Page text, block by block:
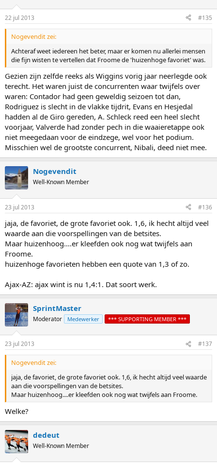
22 jul 2013 #135
Nogevendit zei:
Achteraf weet iedereen het beter, maar er komen nu allerlei mensen
die fijn wisten te vertellen dat Froome de 'huizenhoge favoriet' was.
Gezien zijn zelfde reeks als Wiggins vorig jaar neerlegde ook
terecht. Het waren juist de concurrenten waar twijfels over
waren: Contador had geen geweldig seizoen tot dan,
Rodriguez is slecht in de vlakke tijdrit, Evans en Hesjedal
hadden al de Giro gereden, A. Schleck reed een heel slecht
voorjaar, Valverde had zonder pech in die waaieretappe ook
niet meegedaan voor de eindzege, wel voor het podium.
Misschien wel de grootste concurrent, Nibali, deed niet mee.
Nogevendit
Well-Known Member
23 jul 2013 #136
jaja, de favoriet, de grote favoriet ook. 1,6, ik hecht altijd veel
waarde aan die voorspellingen van de betsites.
Maar huizenhoog....er kleefden ook nog wat twijfels aan
Froome.
huizenhoge favorieten hebben een quote van 1,3 of zo.
Ajax-AZ: ajax wint is nu 1,4:1. Dat soort werk.
SprintMaster
Moderator Medewerker *** SUPPORTING MEMBER ***
23 jul 2013 #137
Nogevendit zei:
jaja, de favoriet, de grote favoriet ook. 1,6, ik hecht altijd veel waarde
aan die voorspellingen van de betsites.
Maar huizenhoog....er kleefden ook nog wat twijfels aan Froome.
Welke?
dedeut
Well-Known Member